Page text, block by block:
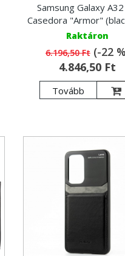
Samsung Galaxy
Casedora "Armor"
Raktáron
6.196,50 Ft(-22
4.846,50 Ft
Tovább